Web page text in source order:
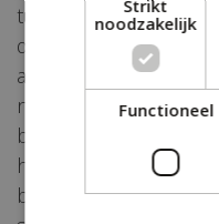
tuinplanten voor
deskundige
adviseren en te
naar tips voor
bloementuin, het
het creëren van
buitenruimte, wij
Strikt
noodzakelijk
Functioneel